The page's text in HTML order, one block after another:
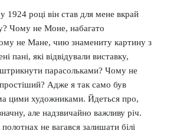
році він став для мене вкрай
Чому не Моне, набагато
не Мане, чию знамениту картину з
пані, які відвідували виставку,
парасольками? Чому не
Адже я так само був
цими художниками. Йдеться про,
але надзвичайно важливу річ.
не вагався залишати білі